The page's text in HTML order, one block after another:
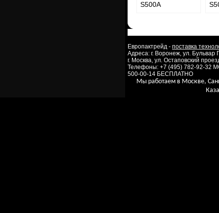
S500A
Европактрейд - поставка
Адреса: г. Воронеж, ул.
г. Москва, ул. Остаповский
Телефоны: +7 (495) 782-92-32
500-00-14 БЕСПЛАТНО
Мы работаем в Москве,